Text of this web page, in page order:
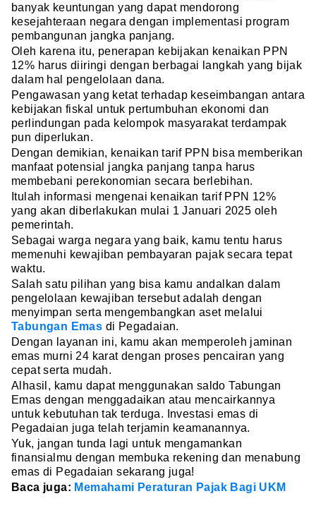
banyak keuntungan yang dapat mendorong
kesejahteraan negara dengan implementasi program
pembangunan jangka panjang.
Oleh karena itu, penerapan kebijakan kenaikan PPN
12% harus diiringi dengan berbagai langkah yang bijak
dalam hal pengelolaan dana.
Pengawasan yang ketat terhadap keseimbangan antara
kebijakan fiskal untuk pertumbuhan ekonomi dan
perlindungan pada kelompok masyarakat terdampak
pun diperlukan.
Dengan demikian, kenaikan tarif PPN bisa memberikan
manfaat potensial jangka panjang tanpa harus
membebani perekonomian secara berlebihan.
Itulah informasi mengenai kenaikan tarif PPN 12%
yang akan diberlakukan mulai 1 Januari 2025 oleh
pemerintah.
Sebagai warga negara yang baik, kamu tentu harus
memenuhi kewajiban pembayaran pajak secara tepat
waktu.
Salah satu pilihan yang bisa kamu andalkan dalam
pengelolaan kewajiban tersebut adalah dengan
menyimpan serta mengembangkan aset melalui
Tabungan Emas di Pegadaian.
Dengan layanan ini, kamu akan memperoleh jaminan
emas murni 24 karat dengan proses pencairan yang
cepat serta mudah.
Alhasil, kamu dapat menggunakan saldo Tabungan
Emas dengan menggadaikan atau mencairkannya
untuk kebutuhan tak terduga. Investasi emas di
Pegadaian juga telah terjamin keamanannya.
Yuk, jangan tunda lagi untuk mengamankan
finansialmu dengan membuka rekening dan menabung
emas di Pegadaian sekarang juga!
Baca juga: Memahami Peraturan Pajak Bagi UKM